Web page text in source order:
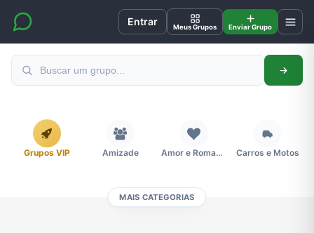
Entrar Meus Grupos Enviar Grupo
Grupos VIP Amizade Amor e Romance Carros e Motos
MAIS CATEGORIAS